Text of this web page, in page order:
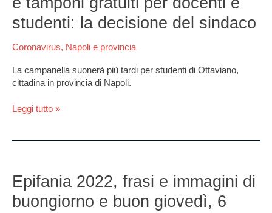
studenti: la decisione del sindaco
Coronavirus, Napoli e provincia
La campanella suonerà più tardi per studenti di Ottaviano,
cittadina in provincia di Napoli.
al
gennaio
e
gratuiti
per
e
decisione
Leggi tutto »
Epifania 2022, frasi e immagini di
buongiorno e buon giovedì, 6
2022,
frasi
e